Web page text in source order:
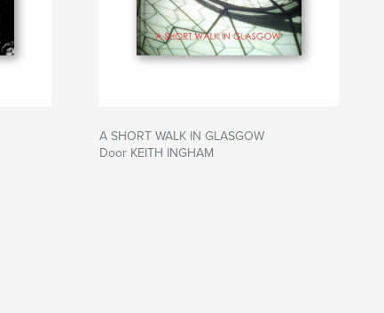
A SHORT WALK IN GLASGOW
Door KEITH INGHAM